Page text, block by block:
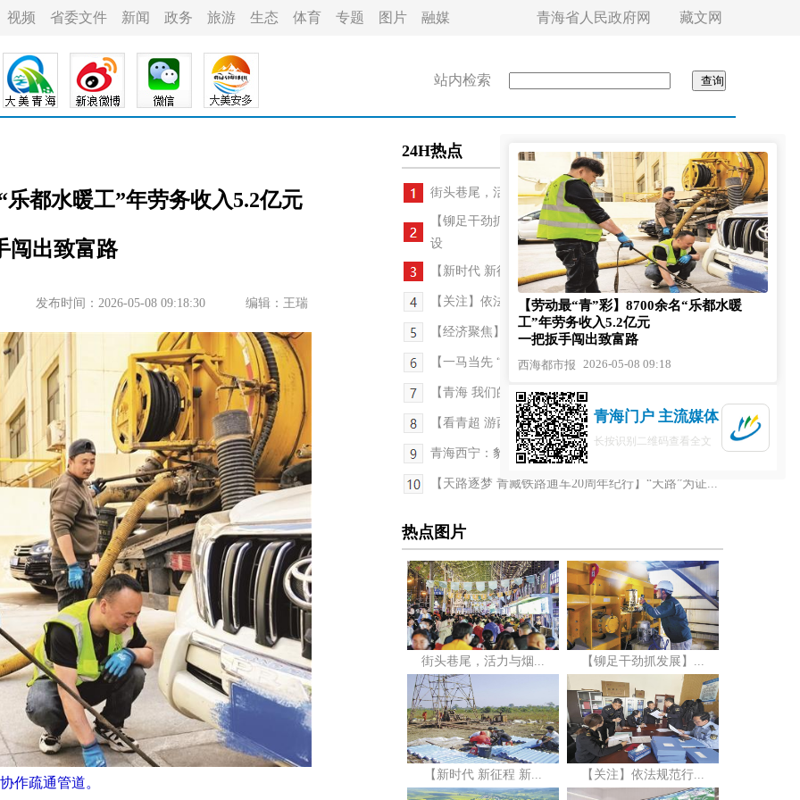
视频 省委文件 新闻 政务 旅游 生态 体育 专题 图片 融媒 青海省人民政府网 藏文网
站内检索
都水暖工”年劳务收入5.2亿元
闯出致富路
发布时间：2026-05-08 09:18:30 编辑：王瑞
作疏通管道。
24H热点
街头巷尾，活力与烟火共燃——“五一”假期西...
【铆足干劲抓发展】科技赋能青海哇让抽水蓄能电站建
设
【新时代 新征程 新伟业 高质量发展调研行】十九载...
【关注】依法规范行政执法监督 有效保障法治政府建...
【经济聚焦】粪肥“活”起来 乡村“绿”起来——青...
【一马当先 “十五五”开局看青海】争分夺秒 全省...
【青海 我们的幸福拼图】田文莲：用金丝绘出大美青海
【看青超 游西宁】第三届“大美青海·高原足球”超...
青海西宁：豹街“软硬兼修”让游客直呼太暖心
【天路逐梦 青藏铁路通车20周年纪行】“天路”为证...
热点图片
街头巷尾，活力与烟... 【铆足干劲抓发展】...
【新时代 新征程 新... 【关注】依法规范行...
【劳动最“青”彩】8700余名“乐都水暖
工”年劳务收入5.2亿元
一把扳手闯出致富路
西海都市报 2026-05-08 09:18
青海门户 主流媒体
长按识别二维码查看全文